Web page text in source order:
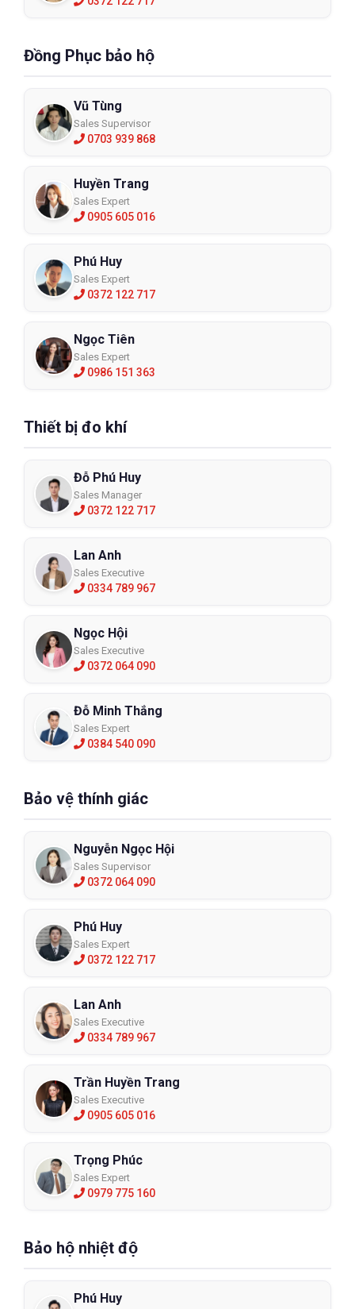
Đồng Phục bảo hộ
Vũ Tùng
Sales Supervisor
0703 939 868
Huyền Trang
Sales Expert
0905 605 016
Phú Huy
Sales Expert
0372 122 717
Ngọc Tiên
Sales Expert
0986 151 363
Thiết bị đo khí
Đỗ Phú Huy
Sales Manager
0372 122 717
Lan Anh
Sales Executive
0334 789 967
Ngọc Hội
Sales Executive
0372 064 090
Đỗ Minh Thắng
Sales Expert
0384 540 090
Bảo vệ thính giác
Nguyễn Ngọc Hội
Sales Supervisor
0372 064 090
Phú Huy
Sales Expert
0372 122 717
Lan Anh
Sales Executive
0334 789 967
Trần Huyền Trang
Sales Executive
0905 605 016
Trọng Phúc
Sales Expert
0979 775 160
Bảo hộ nhiệt độ
Phú Huy